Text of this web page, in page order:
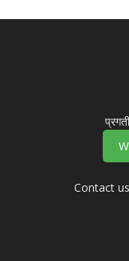
Contact